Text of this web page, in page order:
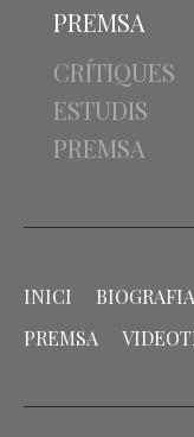
PREMSA
CRÍTIQUES
ESTUDIS
PREMSA
INICI BIOGRAFIA
PREMSA